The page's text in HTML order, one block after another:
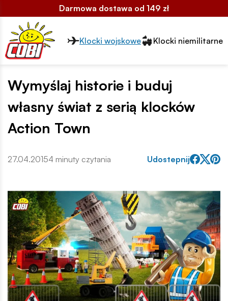
Darmowa dostawa od 149 zł
Przełącznik segmentów2
Klocki wojskowe Klocki niemilitarne
Wymyślaj historie i buduj
własny świat z serią klocków
Action Town
27.04.20154 minuty czytania Udostepnij